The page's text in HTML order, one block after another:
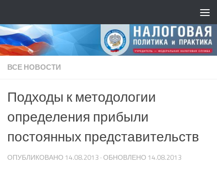
ВСЕ НОВОСТИ
Подходы к методологии
определения прибыли
постоянных представительств
ОПУБЛИКОВАНО 14.08.2013 · ОБНОВЛЕНО 14.08.2013